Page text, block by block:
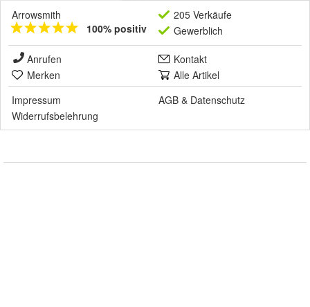
Arrowsmith
100% positiv
205 Verkäufe
Gewerblich
Anrufen
Kontakt
Merken
Alle Artikel
Impressum
AGB & Datenschutz
Widerrufsbelehrung